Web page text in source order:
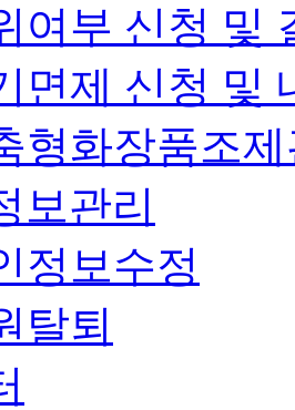
여부 신청 및
면제 신청 및
형화장품조
보관리
정보수정
탈퇴